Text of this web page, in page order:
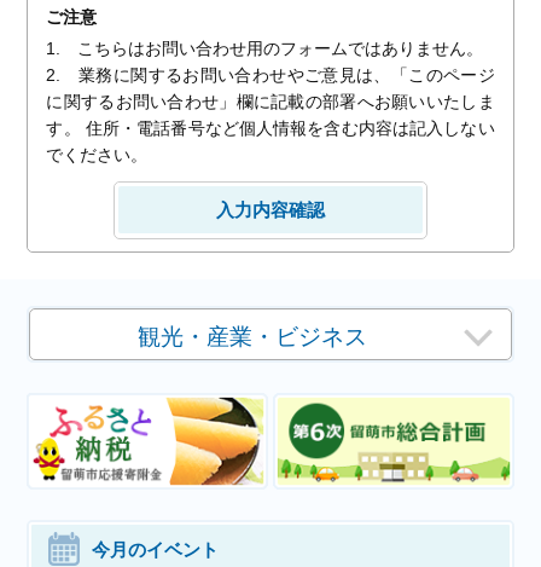
ご注意
1. こちらはお問い合わせ用のフォームではありません。
2. 業務に関するお問い合わせやご意見は、「このページ
に関するお問い合わせ」欄に記載の部署へお願いいたしま
す。 住所・電話番号など個人情報を含む内容は記入しない
でください。
観光・産業・ビジネス
今月のイベント